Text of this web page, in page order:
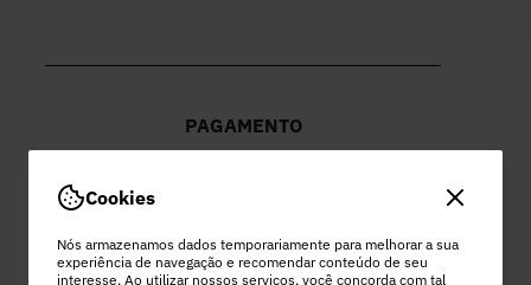
Cookies
Nós armazenamos dados temporariamente para melhorar a sua
experiência de navegação e recomendar conteúdo de seu
interesse. Ao utilizar nossos serviços, você concorda com tal
PAGAMENTO
PEC COMERCIO DO VESTUARIO LTDA